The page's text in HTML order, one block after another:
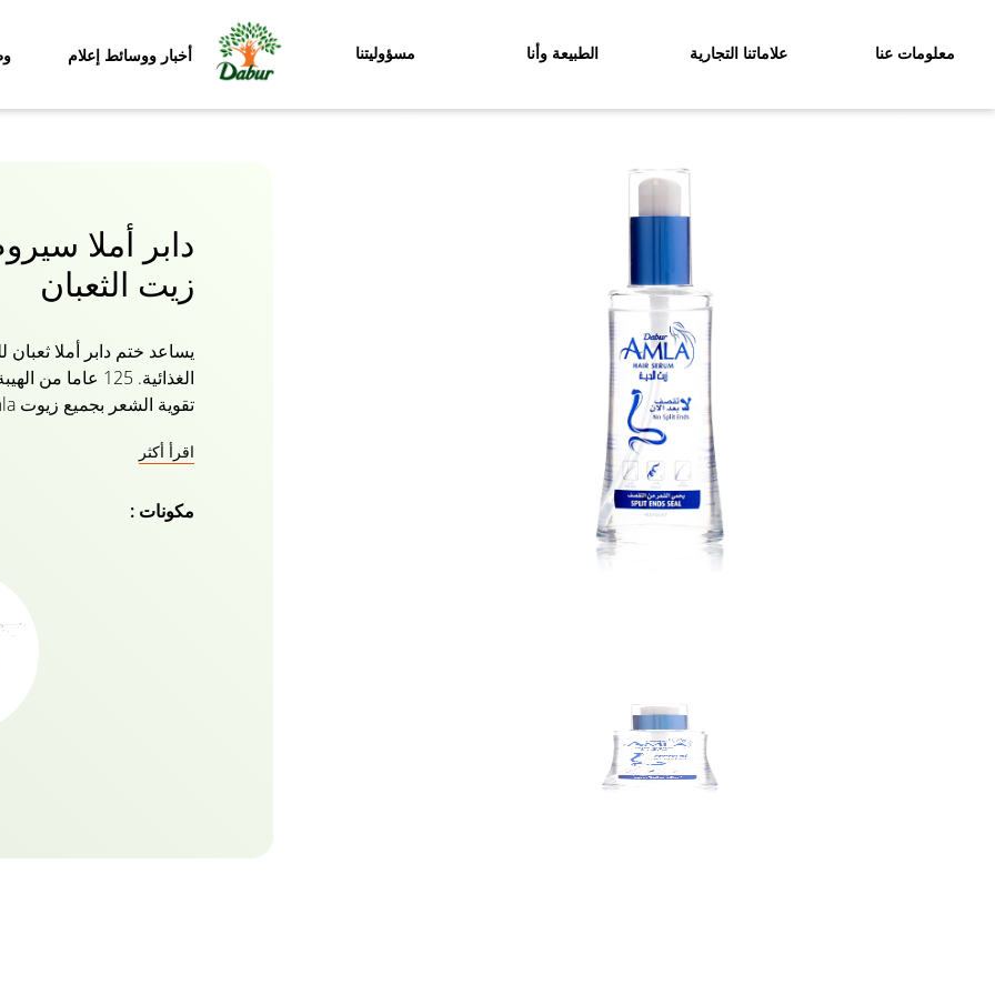
معلومات عنا علاماتنا التجارية الطبيعة وأنا مسؤوليتنا أخبار ووسائط إعلام
دابر أملا
زيت الثعبان
يساعد ختم دابر أملا
المتقصفة فحسب ، بل يحمي
حياة فيه. لذا وداعا للشعر
اقرأ أكثر
مكونات :